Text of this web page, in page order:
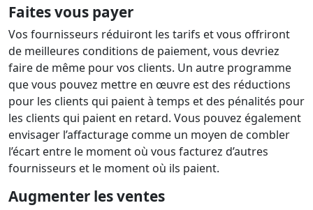
Faites vous payer
Vos fournisseurs réduiront les tarifs et vous offriront
de meilleures conditions de paiement, vous devriez
faire de même pour vos clients. Un autre programme
que vous pouvez mettre en œuvre est des réductions
pour les clients qui paient à temps et des pénalités pour
les clients qui paient en retard. Vous pouvez également
envisager l’affacturage comme un moyen de combler
l’écart entre le moment où vous facturez d’autres
fournisseurs et le moment où ils paient.
Augmenter les ventes